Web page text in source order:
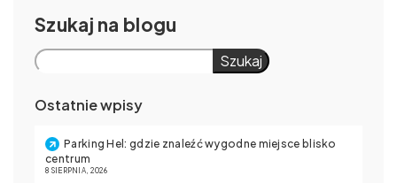
Szukaj
Szukaj
Ostatnie wpisy
Parking Hel: gdzie znaleźć wygodne miejsce blisko
centrum
8 SIERPNIA, 2026